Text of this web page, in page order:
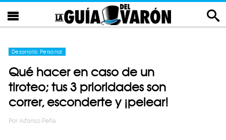
Desarrollo Personal
Qué hacer en caso de un
tiroteo; tus 3 prioridades son
correr, esconderte y ¡pelear!
Por Alfonso Peña